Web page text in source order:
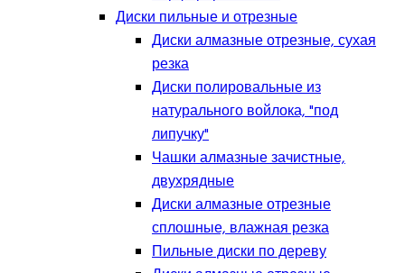
Диски пильные и отрезные
Диски алмазные отрезные, сухая
резка
Диски полировальные из
натурального войлока, "под
липучку"
Чашки алмазные зачистные,
двухрядные
Диски алмазные отрезные
сплошные, влажная резка
Пильные диски по дереву